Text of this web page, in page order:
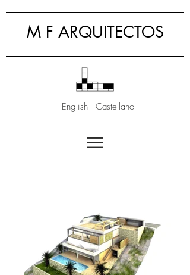
M F ARQUITECTOS
English Castellano